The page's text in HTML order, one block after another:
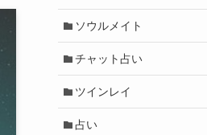
ソウルメイト
チャット占い
ツインレイ
占い